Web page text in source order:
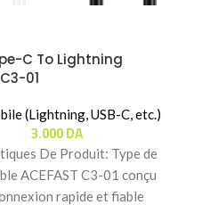
C To Lightning
01
(Lightning, USB-C, etc.)
3.000DA
De Produit: Type de
ACEFAST C3-01 conçu
rapide et fiable